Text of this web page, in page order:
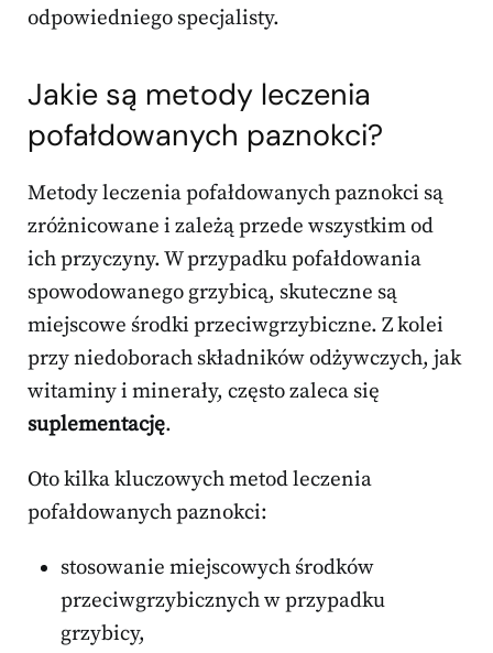
odpowiedniego specjalisty.
Jakie są metody leczenia
pofałdowanych paznokci?
Metody leczenia pofałdowanych paznokci są
zróżnicowane i zależą przede wszystkim od
ich przyczyny. W przypadku pofałdowania
spowodowanego grzybicą, skuteczne są
miejscowe środki przeciwgrzybiczne. Z kolei
przy niedoborach składników odżywczych, jak
witaminy i minerały, często zaleca się
suplementację.
Oto kilka kluczowych metod leczenia
pofałdowanych paznokci:
stosowanie miejscowych środków
przeciwgrzybicznych w przypadku
grzybicy,